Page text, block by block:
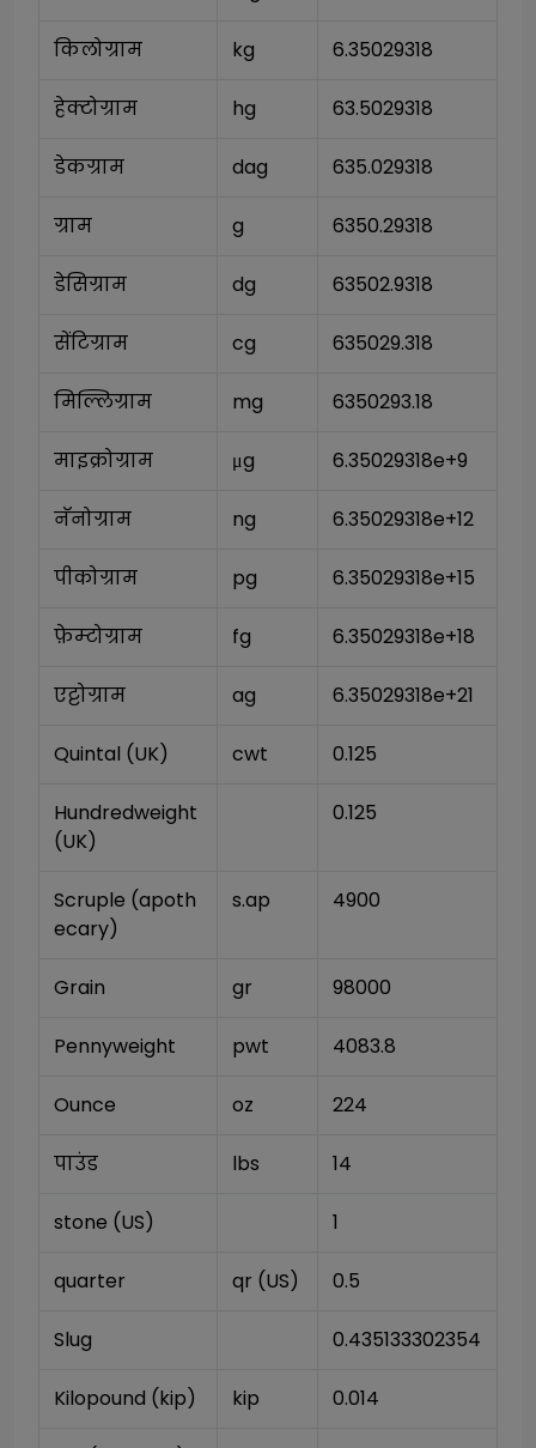
किलोग्राम kg 6.35029318
हेक्टोग्राम hg 63.5029318
डेकग्राम dag 635.029318
ग्राम g 6350.29318
डेसिग्राम dg 63502.9318
सेंटिग्राम cg 635029.318
मिल्लिग्राम mg 6350293.18
माइक्रोग्राम μg 6.35029318e+9
नॅनोग्राम ng 6.35029318e+12
पीकोग्राम pg 6.35029318e+15
फ़ेम्टोग्राम fg 6.35029318e+18
एट्टोग्राम ag 6.35029318e+21
Quintal (UK) cwt 0.125
Hundredweight
(UK)
0.125
Scruple (apoth
ecary)
s.ap 4900
Grain gr 98000
Pennyweight pwt 4083.8
Ounce oz 224
पाउंड lbs 14
stone (US) 1
quarter qr (US) 0.5
Slug 0.435133302354
Kilopound (kip) kip 0.014